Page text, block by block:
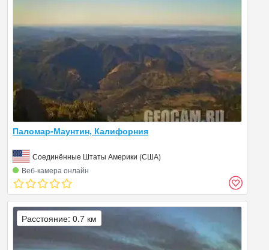
Паломар-Маунтин, Калифорния
Соединённые Штаты Америки (США)
Веб‑камера онлайн
Расстояние: 0.7 км